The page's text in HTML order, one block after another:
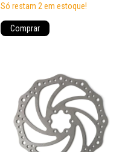
Só restam 2 em estoque!